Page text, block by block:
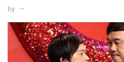
by